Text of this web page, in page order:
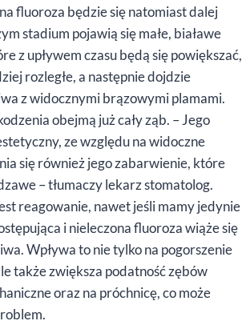
fluoroza będzie się natomiast dalej
stadium pojawią się małe, białawe
z upływem czasu będą się powiększać,
rozległe, a następnie dojdzie
z widocznymi brązowymi plamami.
obejmą już cały ząb. – Jego
ze względu na widoczne
się również jego zabarwienie, które
– tłumaczy lekarz stomatolog.
reagowanie, nawet jeśli mamy jedynie
i nieleczona fluoroza wiąże się
Wpływa to nie tylko na pogorszenie
także zwiększa podatność zębów
oraz na próchnicę, co może